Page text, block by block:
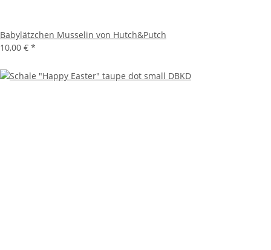
Babylätzchen Musselin von Hutch&Putch
10,00 € *